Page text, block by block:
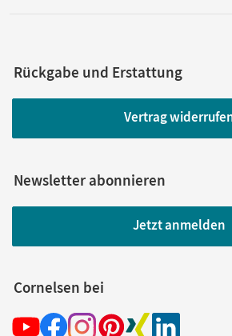
Rückgabe und Erstattung
Vertrag
Newsletter abonnieren
Jetzt anmelden
Cornelsen bei